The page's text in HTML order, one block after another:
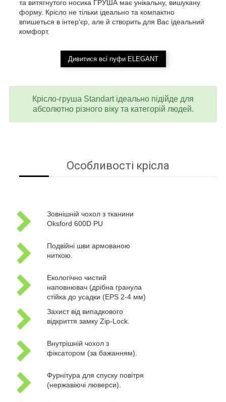
та витягнутого носика ГРУША має унікальну, вишукану
форму. Крісло не тільки ідеально та компактно
впишеться в інтер'єр, але й створить для Вас ідеальний
комфорт.
Дивитися всі пуфи ELEGANT
Крісло-груша Standart ідеально підійде для
абсолютно різного віку та категорій людей.
Особливості крісла
Зовнішній чохол з тканини
Oksford 600D PU
Подвійні шви армованою
ниткою.
Екологічно чистий
наповнювач (дрібна гранула
стійка до усадки (EPS 2-4 мм)
Захист від випадкового
відкриття замку Zip-Lock.
Внутрішній чохол з
фіксатором (за бажанням).
Фурнітура для спуску повітря
(нержавіючі люверси).